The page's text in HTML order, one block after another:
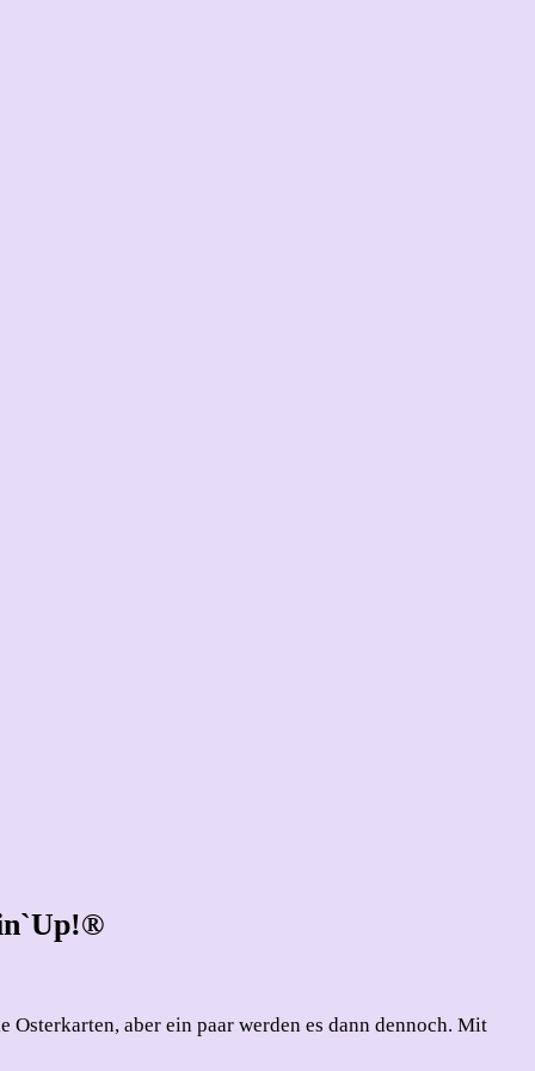
aber ein paar werden es dann dennoch. Mit